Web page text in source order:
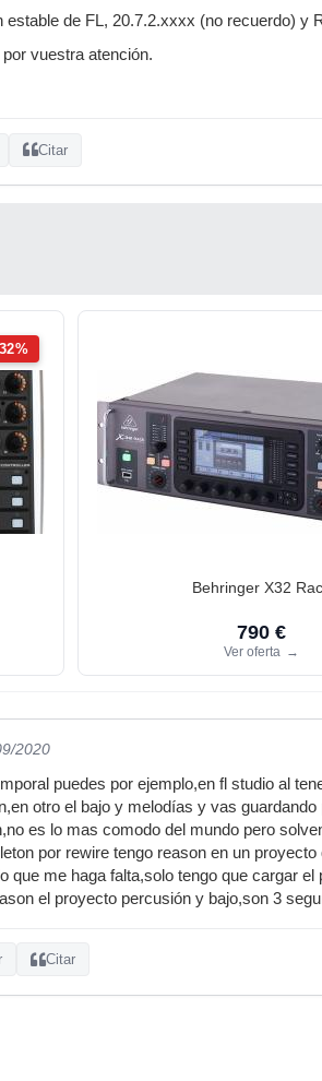
estable de FL, 20.7.2.xxxx (no recuerdo) y
vuestra atención.
Citar
Behringer X32
790 €
Ver oferta →
2020
puedes por ejemplo,en fl studio al
otro el bajo y melodías y vas
es lo mas comodo del mundo pero
por rewire tengo reason en un
que me haga falta,solo tengo que cargar
el proyecto percusión y bajo,son 3
Citar